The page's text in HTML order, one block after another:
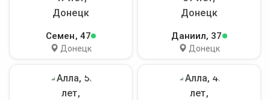
Семен, 47
Донецк
Даниил, 37
Донецк